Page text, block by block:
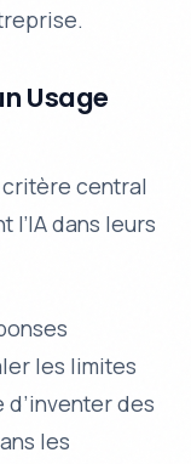
Usage
central
dans leurs
les limites
des
les